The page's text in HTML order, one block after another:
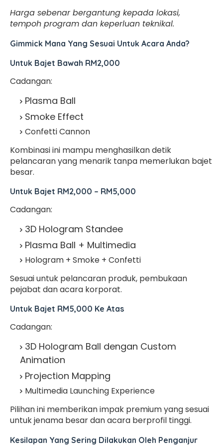
Harga sebenar bergantung kepada lokasi,
tempoh program dan keperluan teknikal.
Gimmick Mana Yang Sesuai Untuk Acara Anda?
Untuk Bajet Bawah RM2,000
Cadangan:
Plasma Ball
Smoke Effect
Confetti Cannon
Kombinasi ini mampu menghasilkan detik
pelancaran yang menarik tanpa memerlukan bajet
besar.
Untuk Bajet RM2,000 – RM5,000
Cadangan:
3D Hologram Standee
Plasma Ball + Multimedia
Hologram + Smoke + Confetti
Sesuai untuk pelancaran produk, pembukaan
pejabat dan acara korporat.
Untuk Bajet RM5,000 Ke Atas
Cadangan:
3D Hologram Ball dengan Custom
Animation
Projection Mapping
Multimedia Launching Experience
Pilihan ini memberikan impak premium yang sesuai
untuk jenama besar dan acara berprofil tinggi.
Kesilapan Yang Sering Dilakukan Oleh Penganjur